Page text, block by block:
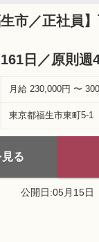
生市／正社員
日／原則週
月給 230,000円 〜
東京都福生市東町5-1
る
公開日:05月15日